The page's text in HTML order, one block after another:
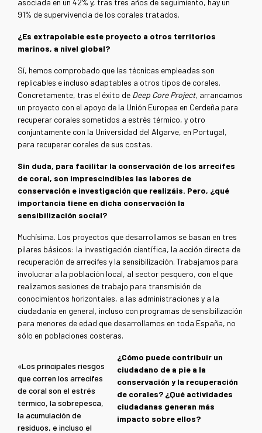
91% de supervivencia de los corales tratados.
¿Es extrapolable este proyecto a otros territorios
marinos, a nivel global?
Sí, hemos comprobado que las técnicas empleadas son
replicables e incluso adaptables a otros tipos de corales.
Concretamente, tras el éxito de Deep Core Project, arrancamos
un proyecto con el apoyo de la Unión Europea en Cerdeña para
recuperar corales sometidos a estrés térmico, y otro
conjuntamente con la Universidad del Algarve, en Portugal,
para recuperar corales de sus costas.
Sin duda, para facilitar la conservación de los arrecifes
de coral, son imprescindibles las labores de
conservación e investigación que realizáis. Pero, ¿qué
importancia tiene en dicha conservación la
sensibilización social?
Muchísima. Los proyectos que desarrollamos se basan en tres
pilares básicos: la investigación científica, la acción directa de
recuperación de arrecifes y la sensibilización. Trabajamos para
involucrar a la población local, al sector pesquero, con el que
realizamos sesiones de trabajo para transmisión de
conocimientos horizontales, a las administraciones y a la
ciudadanía en general, incluso con programas de sensibilización
para menores de edad que desarrollamos en toda España, no
sólo en poblaciones costeras.
«Los principales riesgos
que corren los arrecifes
de coral son el estrés
térmico, la sobrepesca,
la acumulación de
residuos, e incluso el
¿Cómo puede contribuir un
ciudadano de a pie a la
conservación y la recuperación
de corales? ¿Qué actividades
ciudadanas generan más
impacto sobre ellos?